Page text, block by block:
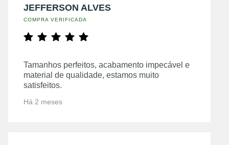
JEFFERSON ALVES
COMPRA VERIFICADA
Tamanhos perfeitos, acabamento impecável e
material de qualidade, estamos muito
satisfeitos.
Há 2 meses